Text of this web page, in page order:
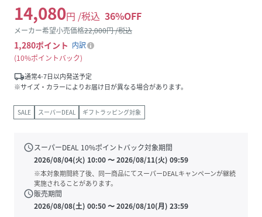
14,080円 /税込 36%OFF
メーカー希望小売価格22,000円 /税込
1,280ポイント 内訳
10%ポイントバック
local_shipping通常4-7日以内発送予定
※サイズ・カラーによりお届け日が異なる場合があります。
SALE スーパーDEAL ギフトラッピング対象
scheduleスーパーDEAL 10%ポイントバック対象期間
2026/08/04(火) 10:00〜2026/08/11(火) 09:59
※本対象期間終了後、同一商品にてスーパーDEALキャンペーンが継続
実施されることがあります。
schedule販売期間
2026/08/08(土) 00:50〜2026/08/10(月) 23:59